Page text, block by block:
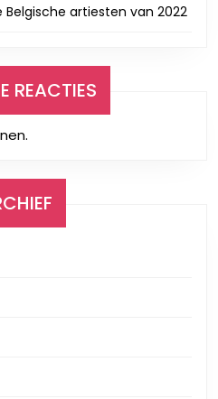
artiesten van 2022
REACTIES